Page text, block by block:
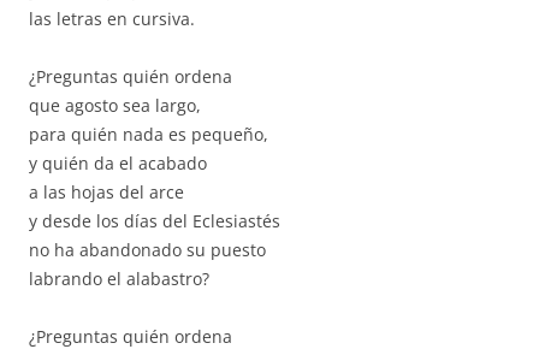
las letras en cursiva.
¿Preguntas quién ordena
que agosto sea largo,
para quién nada es pequeño,
y quién da el acabado
a las hojas del arce
y desde los días del Eclesiastés
no ha abandonado su puesto
labrando el alabastro?
¿Preguntas quién ordena